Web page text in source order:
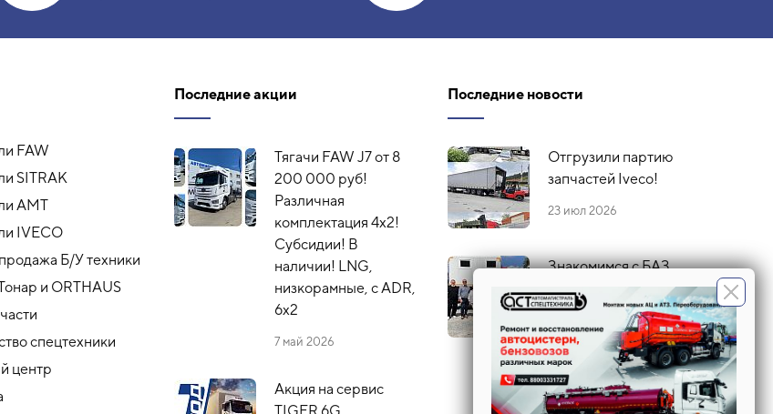
FAW
SITRAK
АМТ
IVECO
Б/У техники
и ORTHAUS
спецтехники
центр
Последние акции
Тягачи FAW J7 от 8
200 000 руб!
Различная
комплектация 4х2!
Субсидии! В
наличии! LNG,
низкорамные, с ADR,
6x2
7 май 2026
Акция на сервис
Последние новости
Отгрузили партию
запчастей Iveco!
23 июл 2026
Знакомимся с БАЗ
16 июл 2026